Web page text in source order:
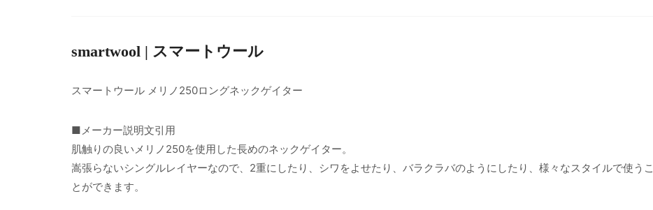
smartwool | スマートウール
スマートウール メリノ250ロングネックゲイター
■メーカー説明文引用
肌触りの良いメリノ250を使用した長めのネックゲイター。
嵩張らないシングルレイヤーなので、2重にしたり、シワをよせたり、バラクラバのようにしたり、様々なスタイルで使うこ
とができます。